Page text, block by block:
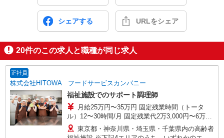
シェアする URLをシェア
20件のこの求人と職種が同じ求人
正社員
株式会社HITOWA フードサービスカンパニー
福祉施設でのサポート調理師
月給25万円〜35万円 固定残業時間（トータ
ル）12〜30時間/月 固定残業代2万3,000円〜6万
3,000円 超過分別途支給 ※給与は経験や前職給与
に応じて決定します。 賞与年2回
東京都・神奈川県・埼玉県・千葉県内の高齢者